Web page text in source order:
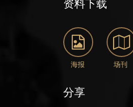
资料下载
海报 场刊
分享